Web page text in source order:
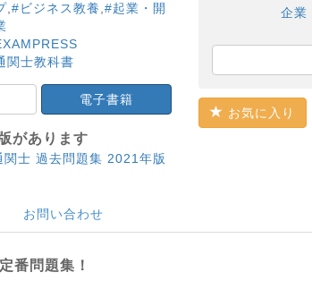
, #ビジネス教養 #起業・開
関士教科書
電子書籍
があります
関士 過去問題集 2021年版
企業
お気に入り
お問い合わせ
番問題集！